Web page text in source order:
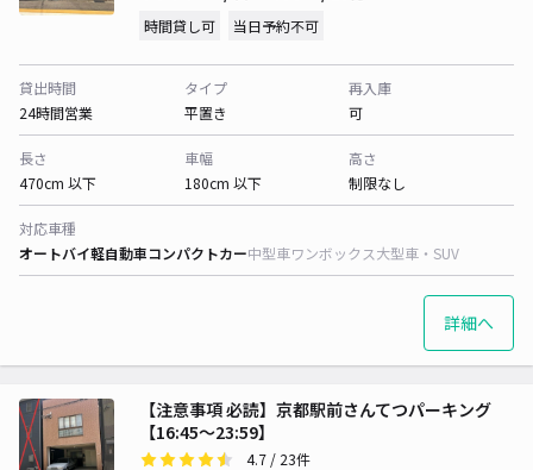
時間貸し可 当日予約不可
貸出時間
24時間営業
タイプ
平置き
再入庫
可
長さ
470cm 以下
車幅
180cm 以下
高さ
制限なし
対応車種
オートバイ軽自動車コンパクトカー中型車ワンボックス大型車・SUV
詳細へ
【注意事項 必読】京都駅前さんてつパーキング
【16:45～23:59】
4.7 / 23件